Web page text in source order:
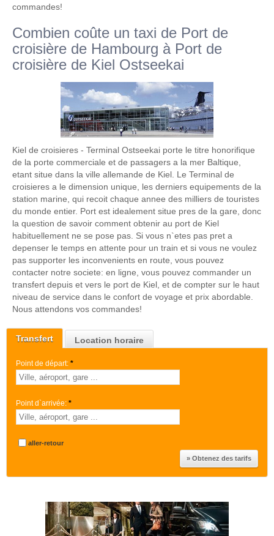
Transfert Location horaire
Point de départ: *
Point d`arrivée: *
aller-retour
commandes!
Combien coûte un taxi de Port de
croisière de Hambourg à Port de
croisière de Kiel Ostseekai
Kiel de croisieres - Terminal Ostseekai porte le titre honorifique
de la porte commerciale et de passagers a la mer Baltique,
etant situe dans la ville allemande de Kiel. Le Terminal de
croisieres a le dimension unique, les derniers equipements de la
station marine, qui recoit chaque annee des milliers de touristes
du monde entier. Port est idealement situe pres de la gare, donc
la question de savoir comment obtenir au port de Kiel
habituellement ne se pose pas. Si vous n`etes pas pret a
depenser le temps en attente pour un train et si vous ne voulez
pas supporter les inconvenients en route, vous pouvez
contacter notre societe: en ligne, vous pouvez commander un
transfert depuis et vers le port de Kiel, et de compter sur le haut
niveau de service dans le confort de voyage et prix abordable.
Nous attendons vos commandes!